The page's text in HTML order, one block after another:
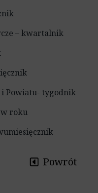
– kwartalnik
i Powiatu- tygodnik
w roku
Powrót